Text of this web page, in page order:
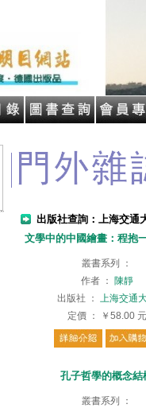
出版社查詢：上海交通
文學中的中國繪畫：程抱
叢書系列
：
作者 ：
陳靜
出版社
： 上海交通
定價 ： ￥58.00 元
孔子哲學的概念結
叢書系列
：